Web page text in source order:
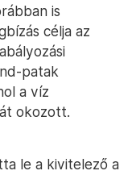
is
célja az
patak
a víz
okozott.
le a kivitelező a